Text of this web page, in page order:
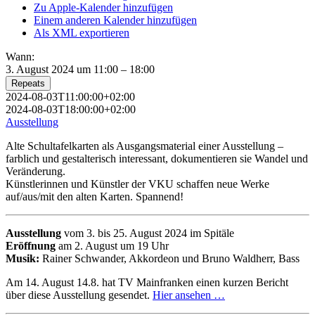
Zu Apple-Kalender hinzufügen
Einem anderen Kalender hinzufügen
Als XML exportieren
Wann:
3. August 2024 um 11:00 – 18:00
Repeats
2024-08-03T11:00:00+02:00
2024-08-03T18:00:00+02:00
Ausstellung
Alte Schultafelkarten als Ausgangsmaterial einer Ausstellung –
farblich und gestalterisch interessant, dokumentieren sie Wandel und
Veränderung.
Künstlerinnen und Künstler der VKU schaffen neue Werke
auf/aus/mit den alten Karten. Spannend!
Ausstellung vom 3. bis 25. August 2024 im Spitäle
Eröffnung am 2. August um 19 Uhr
Musik: Rainer Schwander, Akkordeon und Bruno Waldherr, Bass
Am 14. August 14.8. hat TV Mainfranken einen kurzen Bericht
über diese Ausstellung gesendet. Hier ansehen …